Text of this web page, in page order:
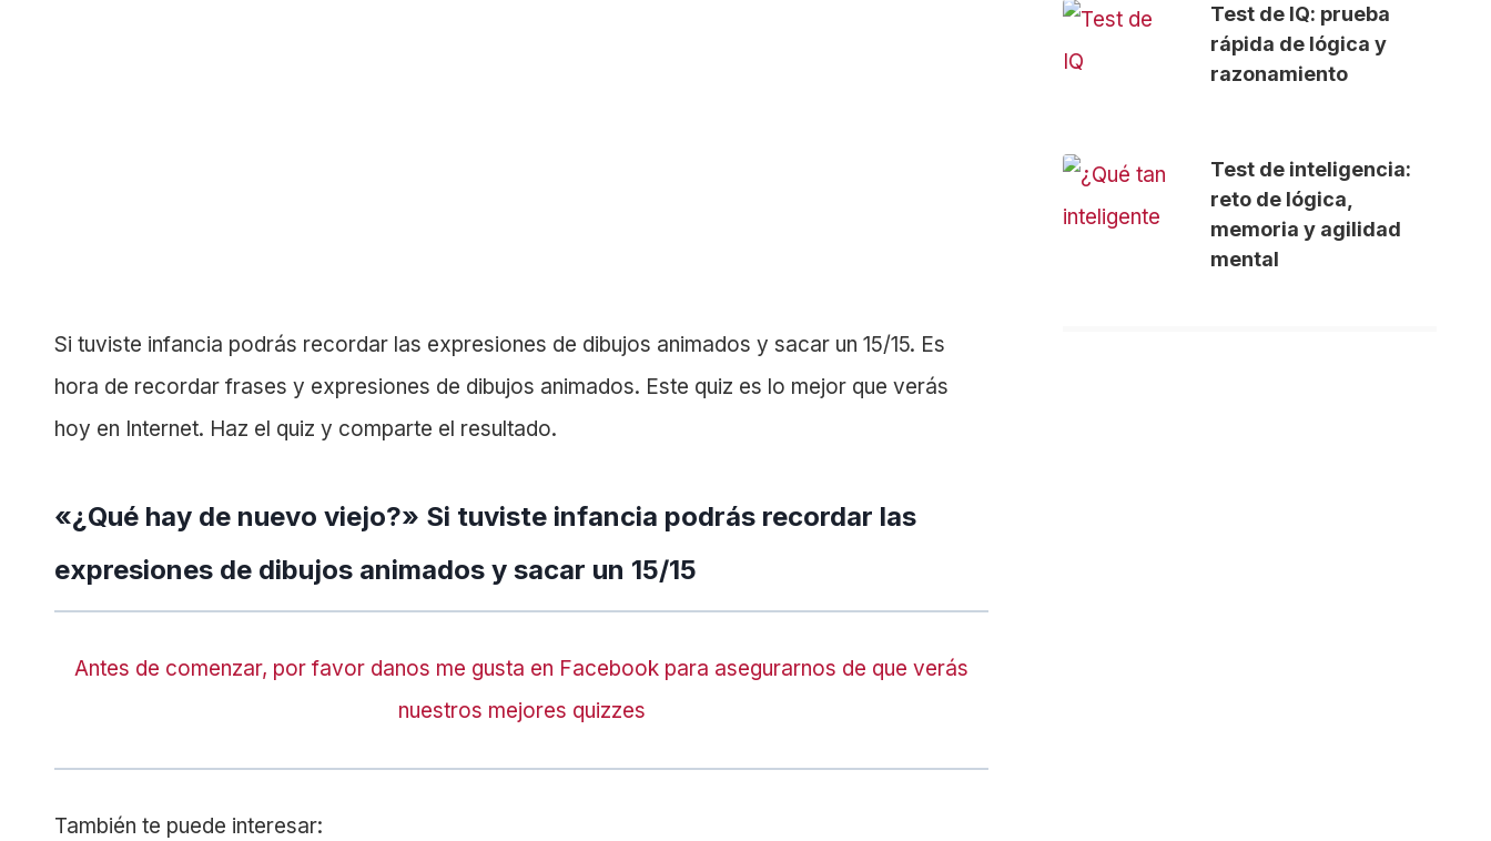
Si tuviste infancia podrás recordar las expresiones de dibujos animados y sacar un 15/15. Es
hora de recordar frases y expresiones de dibujos animados. Este quiz es lo mejor que verás
hoy en Internet. Haz el quiz y comparte el resultado.
«¿Qué hay de nuevo viejo?» Si tuviste infancia podrás recordar las
expresiones de dibujos animados y sacar un 15/15
Antes de comenzar, por favor danos me gusta en Facebook para asegurarnos de que verás
nuestros mejores quizzes
También te puede interesar:
Test de IQ: prueba
rápida de lógica y
razonamiento
Test de inteligencia:
reto de lógica,
memoria y agilidad
mental